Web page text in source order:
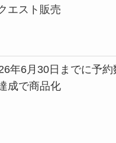
エスト販売
年6月30日までに予
成で商品化